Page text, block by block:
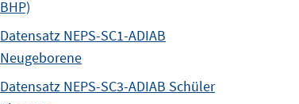
BHP)
Datensatz NEPS-SC1-ADIAB
Neugeborene
Datensatz NEPS-SC3-ADIAB Schüler